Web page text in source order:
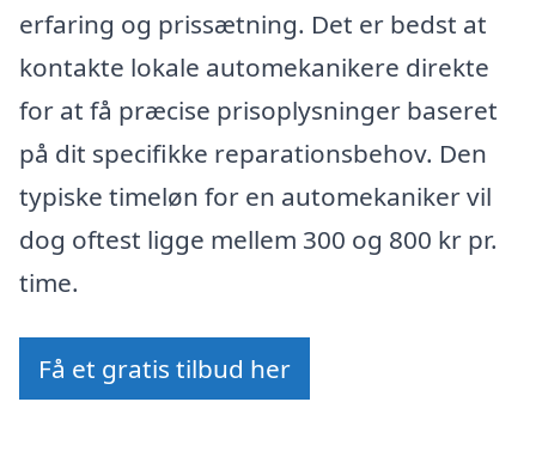
erfaring og prissætning. Det er bedst at
kontakte lokale automekanikere direkte
for at få præcise prisoplysninger baseret
på dit specifikke reparationsbehov. Den
typiske timeløn for en automekaniker vil
dog oftest ligge mellem 300 og 800 kr pr.
time.
Få et gratis tilbud her